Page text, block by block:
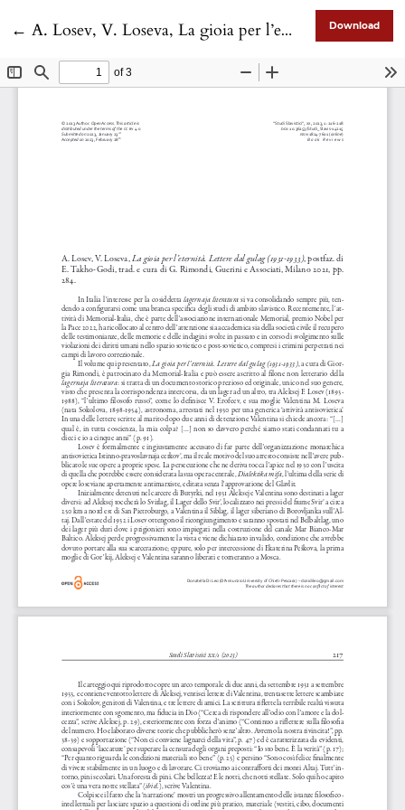
← Return to Article Details
A. Losev, V. Loseva, La gioia per l’eternità. Lettere dal gulag (1931-1933), postfaz. di E. Takho-Godi, trad. e cura di G. Rimondi, Guerini e Associati, Milano 2021, pp. 284. Download